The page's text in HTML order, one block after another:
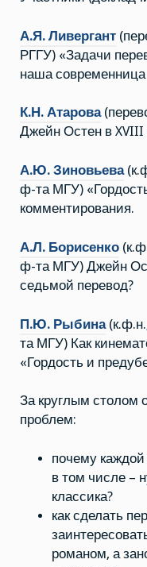
А.Я. Ливергант
РГГУ) «Задачи
наша современница
К.Н. Атарова
Джейн Остен в XVIII
А.Ю. Зиновьева
ф-та МГУ)
комментирования.
А.Л. Борисенко
ф-та МГУ) Джейн
седьмой перевод?
П.Ю. Рыбина
та МГУ) Как
«Гордость и
За круглым столом
проблем:
почему
в том числе –
классика?
как сделать
романом, а